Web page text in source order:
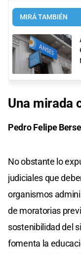
MIRÁ TAMBIÉN
Una mirada
Pedro Felipe
No obstante lo
judiciales que
organismos
de moratorias
sostenibilidad del
fomenta la